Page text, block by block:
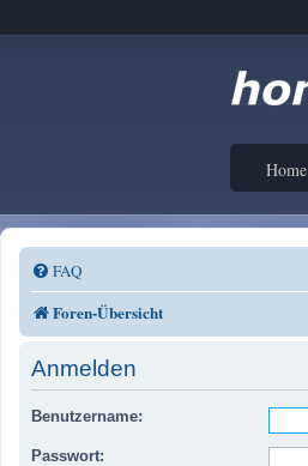
Home
FAQ
Foren-Übersicht
Anmelden
Benutzername:
Passwort: